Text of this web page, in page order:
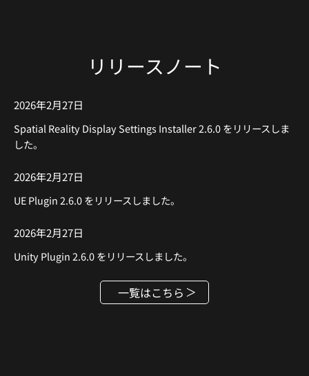
リリースノート
2026年2月27日
Spatial Reality Display Settings Installer 2.6.0 をリリースしま
した。
2026年2月27日
UE Plugin 2.6.0 をリリースしました。
2026年2月27日
Unity Plugin 2.6.0 をリリースしました。
一覧はこちら